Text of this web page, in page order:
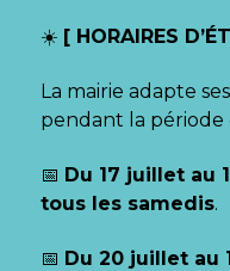
☀️ [ HORAIRES
La mairie adapte
pendant la période
📅 Du 17 juillet au
tous les samedis.
📅 Du 20 juillet au